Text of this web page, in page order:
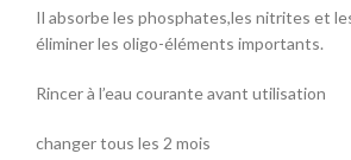
Il absorbe les phosphates,les nitrites et
éliminer les oligo-éléments importants.
Rincer à l’eau courante avant utilisation
changer tous les 2 mois